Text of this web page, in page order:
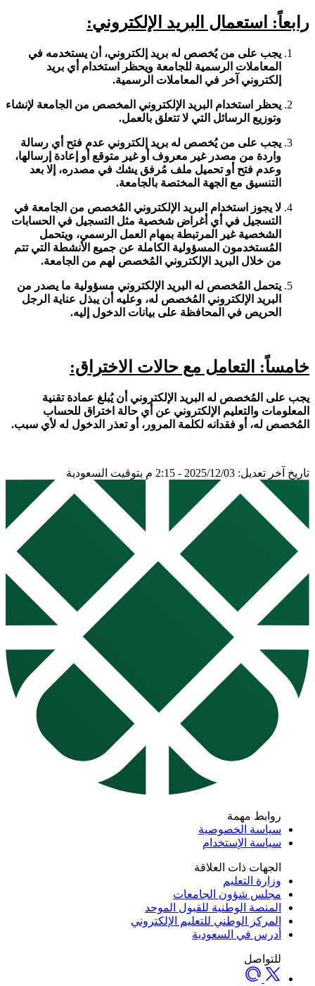
رابعاً: استعمال البريد الإلكتروني:
يجب على من يُخصص له بريد إلكتروني، أن يستخدمه في
المعاملات الرسمية للجامعة ويحظر استخدام أي بريد
إلكتروني آخر في المعاملات الرسمية.
يحظر استخدام البريد الإلكتروني المخصص من الجامعة لإنشاء
وتوزيع الرسائل التي لا تتعلق بالعمل.
يجب على من يُخصص له بريد إلكتروني عدم فتح أي رسالة
واردة من مصدر غير معروف أو غير متوقع أو إعادة إرسالها،
وعدم فتح أو تحميل ملف مُرفق يشك في مصدره، إلا بعد
التنسيق مع الجهة المختصة بالجامعة.
لا يجوز استخدام البريد الإلكتروني المُخصص من الجامعة في
التسجيل في أي أغراض شخصية مثل التسجيل في الحسابات
الشخصية غير المرتبطة بمهام العمل الرسمي، ويتحمل
المُستخدمون المسؤولية الكاملة عن جميع الأنشطة التي تتم
من خلال البريد الإلكتروني المُخصص لهم من الجامعة.
يتحمل المُخصص له البريد الإلكتروني مسؤولية ما يصدر من
البريد الإلكتروني المُخصص له، وعليه أن يبذل عناية الرجل
الحريص في المحافظة على بيانات الدخول إليه.
خامساً: التعامل مع حالات الاختراق:
يجب على المُخصص له البريد الإلكتروني أن يُبلغ عمادة تقنية
المعلومات والتعليم الإلكتروني عن أي حالة اختراق للحساب
المُخصص له، أو فقدانه لكلمة المرور، أو تعذر الدخول له لأي سبب.
تاريخ آخر تعديل: 2025/12/03 - 2:15 م بتوقيت السعودية
روابط مهمة
سياسة الخصوصية
سياسة الإستخدام
الجهات ذات العلاقة
وزارة التعليم
مجلس شؤون الجامعات
المنصة الوطنية للقبول الموحد
المركز الوطني للتعليم الإلكتروني
أدرس في السعودية
للتواصل